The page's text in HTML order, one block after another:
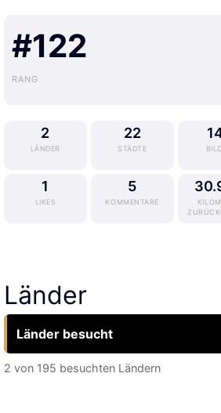
china-2026
china-2026
#122
RANG
2
LÄNDER
22
STÄDTE
1
LIKES
5
KOMMENTARE
Länder
Länder besucht
2 von 195 besuchten Ländern